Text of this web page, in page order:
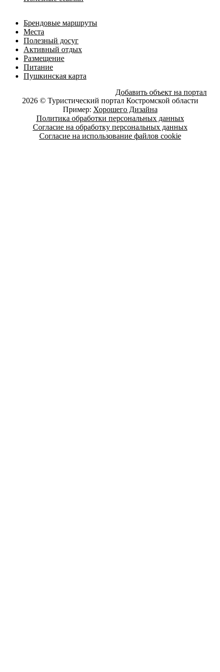
Брендовые маршруты
Места
Полезный досуг
Активный отдых
Размещение
Питание
Пушкинская карта
Добавить объект на портал
2026 © Туристический портал Костромской области
Пример: Хорошего Дизайна
Политика обработки персональных данных
Согласие на обработку персональных данных
Согласие на использование файлов cookie